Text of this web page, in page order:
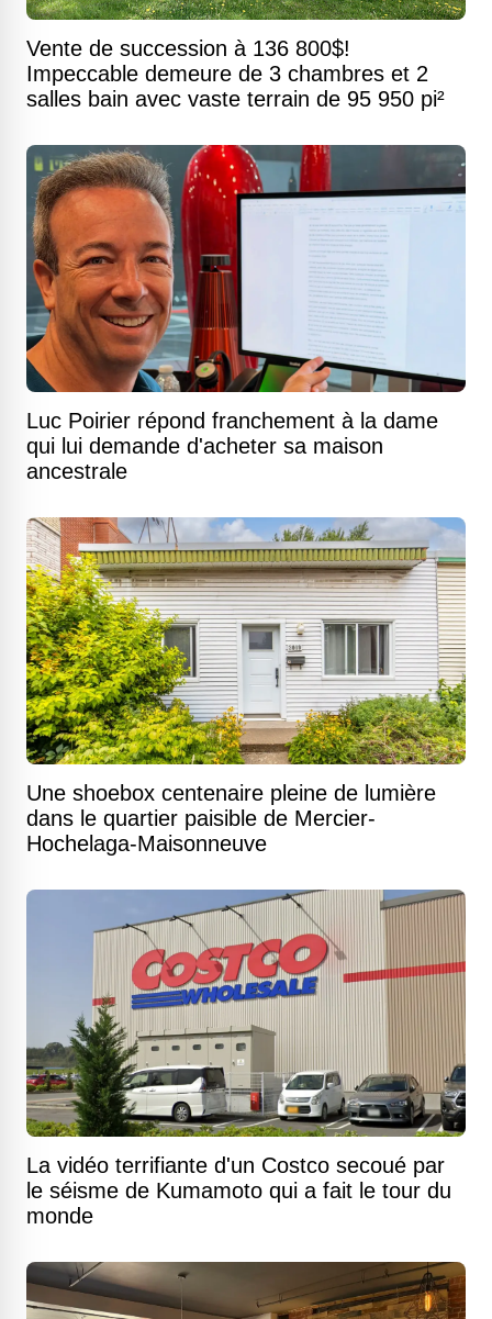
Vente de succession à 136 800$!
Impeccable demeure de 3 chambres et 2
salles bain avec vaste terrain de 95 950 pi²
Luc Poirier répond franchement à la dame
qui lui demande d'acheter sa maison
ancestrale
Une shoebox centenaire pleine de lumière
dans le quartier paisible de Mercier-
Hochelaga-Maisonneuve
La vidéo terrifiante d'un Costco secoué par
le séisme de Kumamoto qui a fait le tour du
monde